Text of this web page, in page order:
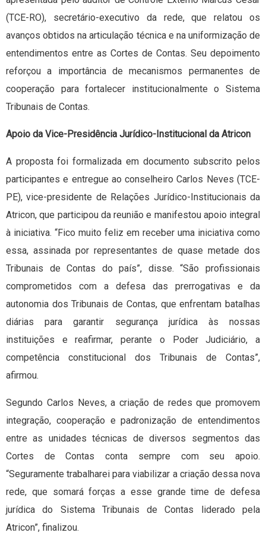
(TCE-RO), secretário-executivo da rede, que relatou os
avanços obtidos na articulação técnica e na uniformização de
entendimentos entre as Cortes de Contas. Seu depoimento
reforçou a importância de mecanismos permanentes de
cooperação para fortalecer institucionalmente o Sistema
Tribunais de Contas.
Apoio da Vice-Presidência Jurídico-Institucional da Atricon
A proposta foi formalizada em documento subscrito pelos
participantes e entregue ao conselheiro Carlos Neves (TCE-
PE), vice-presidente de Relações Jurídico-Institucionais da
Atricon, que participou da reunião e manifestou apoio integral
à iniciativa. “Fico muito feliz em receber uma iniciativa como
essa, assinada por representantes de quase metade dos
Tribunais de Contas do país”, disse. “São profissionais
comprometidos com a defesa das prerrogativas e da
autonomia dos Tribunais de Contas, que enfrentam batalhas
diárias para garantir segurança jurídica às nossas
instituições e reafirmar, perante o Poder Judiciário, a
competência constitucional dos Tribunais de Contas”,
afirmou.
Segundo Carlos Neves, a criação de redes que promovem
integração, cooperação e padronização de entendimentos
entre as unidades técnicas de diversos segmentos das
Cortes de Contas conta sempre com seu apoio.
“Seguramente trabalharei para viabilizar a criação dessa nova
rede, que somará forças a esse grande time de defesa
jurídica do Sistema Tribunais de Contas liderado pela
Atricon”, finalizou.